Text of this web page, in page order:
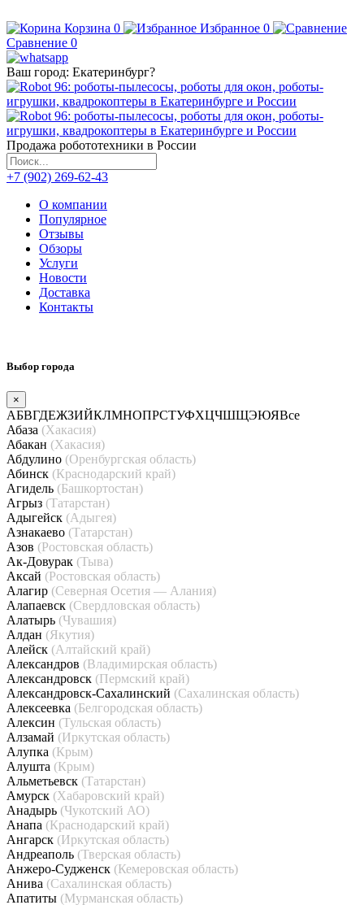
Корзина 0 Избранное 0
Сравнение 0
Ваш город: Екатеринбург?
Продажа робототехники в России
+7 (902) 269-62-43
О компании
Популярное
Отзывы
Обзоры
Услуги
Новости
Доставка
Контакты
Выбор города
×
АБВГДЕЖЗИЙКЛМНОПРСТУФХЦЧШЩЭЮЯВсе
Абаза (Хакасия)
Абакан (Хакасия)
Абдулино (Оренбургская область)
Абинск (Краснодарский край)
Агидель (Башкортостан)
Агрыз (Татарстан)
Адыгейск (Адыгея)
Азнакаево (Татарстан)
Азов (Ростовская область)
Ак-Довурак (Тыва)
Аксай (Ростовская область)
Алагир (Северная Осетия — Алания)
Алапаевск (Свердловская область)
Алатырь (Чувашия)
Алдан (Якутия)
Алейск (Алтайский край)
Александров (Владимирская область)
Александровск (Пермский край)
Александровск-Сахалинский (Сахалинская область)
Алексеевка (Белгородская область)
Алексин (Тульская область)
Алзамай (Иркутская область)
Алупка (Крым)
Алушта (Крым)
Альметьевск (Татарстан)
Амурск (Хабаровский край)
Анадырь (Чукотский АО)
Анапа (Краснодарский край)
Ангарск (Иркутская область)
Андреаполь (Тверская область)
Анжеро-Судженск (Кемеровская область)
Анива (Сахалинская область)
Апатиты (Мурманская область)